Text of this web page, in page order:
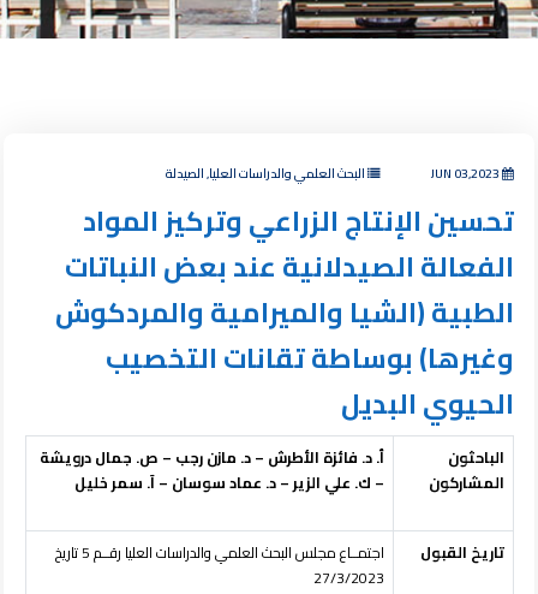
البحث العلمي والدراسات العليا, الصيدلة
تحسين الإنتاج الزراعي وتركيز المواد
الفعالة الصيدلانية عند بعض النباتات
الطبية (الشيا والميرامية والمردكوش
وغيرها) بوساطة تقانات التخصيب
الحيوي البديل
الباحثون
المشاركون
أ. د. فائزة الأطرش – د. مازن رجب – ص. جمال درويشة
– ك. علي الزير – د. عماد سوسان – آ. سمر خليل
تاريخ القبول
اجتمــاع مجلس البحث العلمي والدراسات العليا رقــم 5 تاريخ
27/3/2023